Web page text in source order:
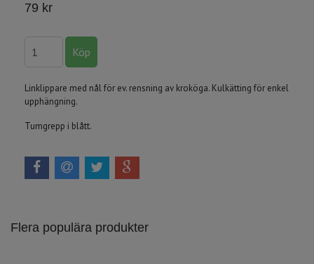
79 kr
Linklippare med nål för ev. rensning av kroköga. Kulkätting för enkel
upphängning.
Tumgrepp i blått.
Flera populära produkter